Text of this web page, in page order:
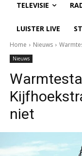
TELEVISIE
LUISTER LIVE
Home Nieuws
Nieuws
niet